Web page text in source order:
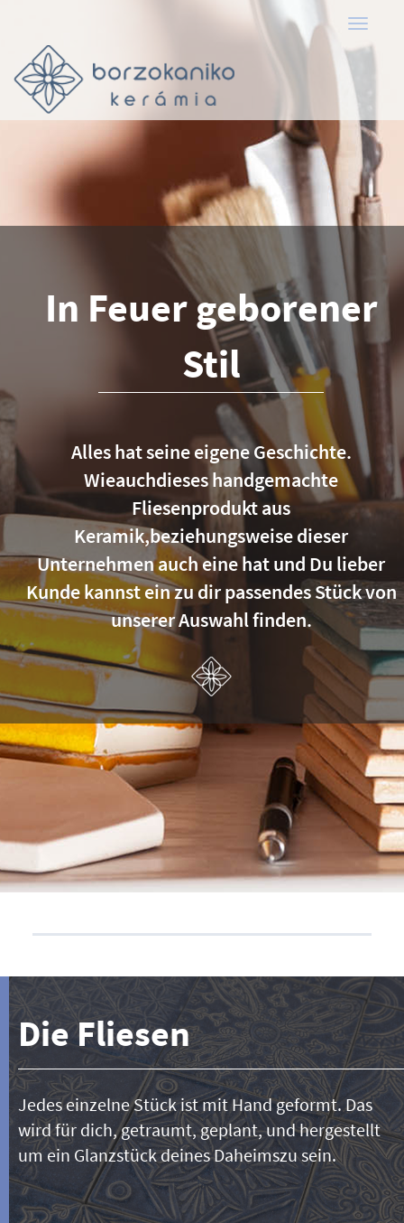
Toggle
In Feuer geborener
Stil
Alles hat seine eigene Geschichte.
Wieauchdieses handgemachte
Fliesenprodukt aus
Keramik,beziehungsweise dieser
Unternehmen auch eine hat und Du lieber
Kunde kannst ein zu dir passendes Stück von
unserer Auswahl finden.
Die Fliesen
Jedes einzelne Stück ist mit Hand geformt. Das
wird für dich, getraumt, geplant, und hergestellt
um ein Glanzstück deines Daheimszu sein.